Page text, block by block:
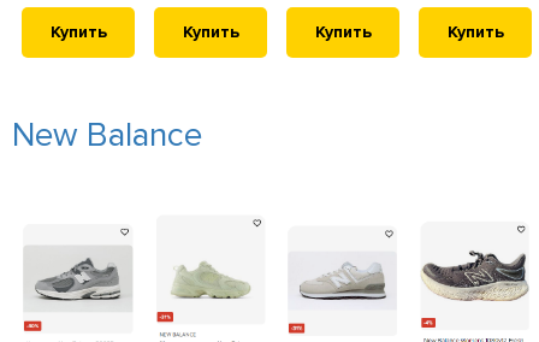
Купить Купить Купить Купить
New Balance